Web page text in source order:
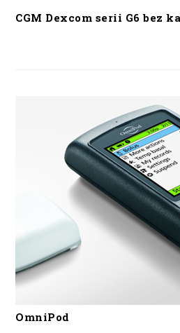
CGM Dexcom serii G6 bez
OmniPod